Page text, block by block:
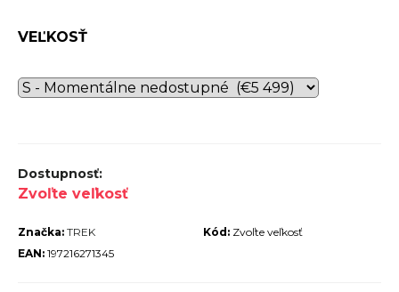
VEĽKOSŤ
Zvoľte veľkosť
Kód: Zvoľte veľkosť
Značka: TREK
EAN: 197216271345
p
o
r
ú